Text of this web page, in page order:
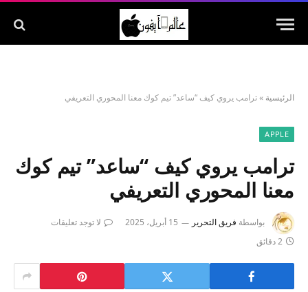
الرئيسية »ترامب يروي كيف “ساعد” تيم كوك معنا المحوري التعريفي
APPLE
ترامب يروي كيف “ساعد” تيم كوك
معنا المحوري التعريفي
بواسطة فريق التحرير 15 أبريل، 2025
لا توجد تعليقات
2 دقائق